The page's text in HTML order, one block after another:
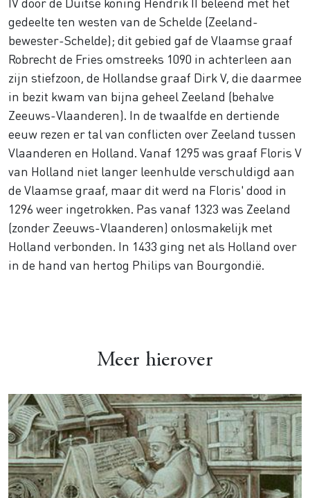
gedeelte ten westen van de Schelde (Zeeland-
bewester-Schelde); dit gebied gaf de Vlaamse graaf
Robrecht de Fries omstreeks 1090 in achterleen aan
zijn stiefzoon, de Hollandse graaf Dirk V, die daarmee
in bezit kwam van bijna geheel Zeeland (behalve
Zeeuws-Vlaanderen). In de twaalfde en dertiende
eeuw rezen er tal van conflicten over Zeeland tussen
Vlaanderen en Holland. Vanaf 1295 was graaf Floris V
van Holland niet langer leenhulde verschuldigd aan
de Vlaamse graaf, maar dit werd na Floris' dood in
1296 weer ingetrokken. Pas vanaf 1323 was Zeeland
(zonder Zeeuws-Vlaanderen) onlosmakelijk met
Holland verbonden. In 1433 ging net als Holland over
in de hand van hertog Philips van Bourgondië.
Meer hierover